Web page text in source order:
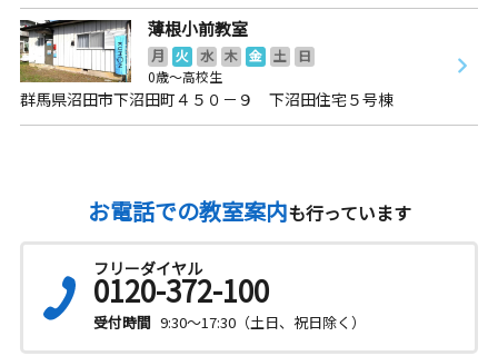
薄根小前教室
月 火 水 木 金 土
日
0歳～高校生
群馬県沼田市下沼田町４５０－９ 下沼田住宅５号棟
お電話での教室案内も行っています
フリーダイヤル
0120-372-100
受付時間 9:30～17:30（土日、祝日除く）